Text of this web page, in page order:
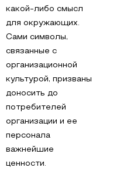
какой-либо смысл
для окружающих.
Сами символы,
связанные с
организационной
культурой, призваны
доносить до
потребителей
организации и ее
персонала
важнейшие
ценности.